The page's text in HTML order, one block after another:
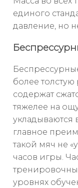
единого
давление, но
более
содержат
тяжелее на
укладываются
главное
такой мяч не
часов игры.
уровнях